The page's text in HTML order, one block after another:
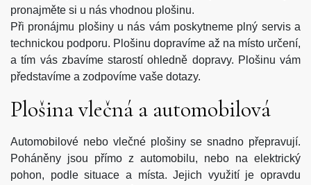
pronajměte si u nás vhodnou plošinu.
Při pronájmu plošinyu nás vám poskytneme plný servis a
technickou podporu. Plošinu dopravíme až na místo určení,
a tím vás zbavíme starostí ohledně dopravy. Plošinu vám
představíme a zodpovíme vaše dotazy.
Plošina vlečná a automobilová
Automobilové nebo vlečné plošiny se snadno přepravují.
Poháněny jsou přímo z automobilu, nebo na elektrický
pohon, podle situace a místa. Jejich využití je opravdu